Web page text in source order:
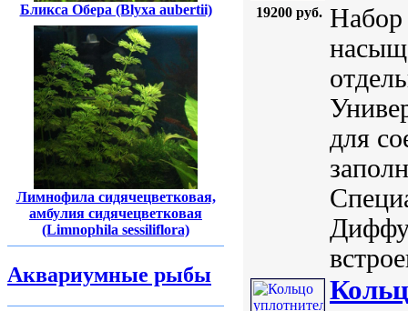
Бликса Обера (Blyxa aubertii)
Лимнофила сидячецветковая,
амбулия сидячецветковая
(Limnophila sessiliflora)
Аквариумные рыбы
19200 руб. Набор
для